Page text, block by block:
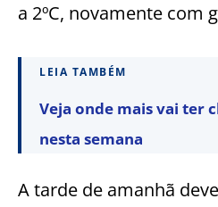
a 2ºC, novamente com
LEIA TAMBÉM
Veja onde mais vai ter
nesta semana
A tarde de amanhã